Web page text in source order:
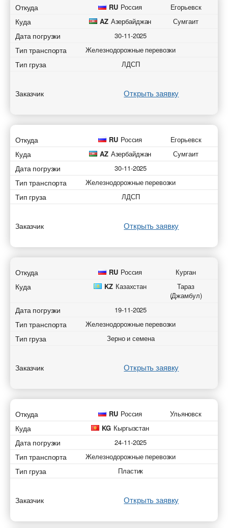
Добавить груз для автоперевозок
Город загрузки
Город выгрузки
Добавить транспорт для автоперевозок
Город выгрузки
Откуда RU Россия Егорьевск
Куда AZ Азербайджан Сумгаит
Дата погрузки 30-11-2025
Тип транспорта Железнодорожные перевозки
Тип груза ЛДСП
Заказчик Открыть заявку
Откуда RU Россия Егорьевск
Куда AZ Азербайджан Сумгаит
Дата погрузки 30-11-2025
Тип транспорта Железнодорожные перевозки
Тип груза ЛДСП
Заказчик Открыть заявку
Откуда RU Россия Курган
Куда KZ Казахстан
Тараз
(Джамбул)
Дата погрузки 19-11-2025
Тип транспорта Железнодорожные перевозки
Тип груза Зерно и семена
Заказчик Открыть заявку
Откуда RU Россия Ульяновск
Куда KG Кыргызстан
Дата погрузки 24-11-2025
Тип транспорта Железнодорожные перевозки
Тип груза Пластик
Заказчик Открыть заявку
Узнать стоимость перевозки
Город загрузки
Город выгрузки
Разместить транспорт для поиска груза
Город выгрузки